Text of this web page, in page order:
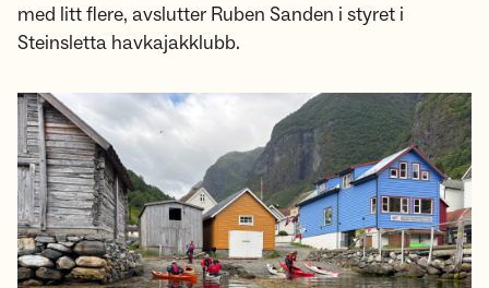
med litt flere, avslutter Ruben Sanden i styret i
Steinsletta havkajakklubb.